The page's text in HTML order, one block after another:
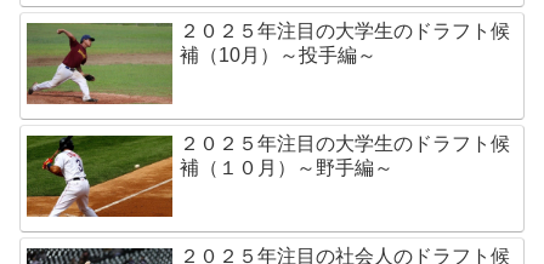
２０２５年注目の大学生のドラフト候
補（10月）～投手編～
２０２５年注目の大学生のドラフト候
補（１０月）～野手編～
２０２５年注目の社会人のドラフト候